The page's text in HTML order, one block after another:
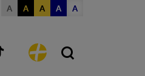
A A A A A